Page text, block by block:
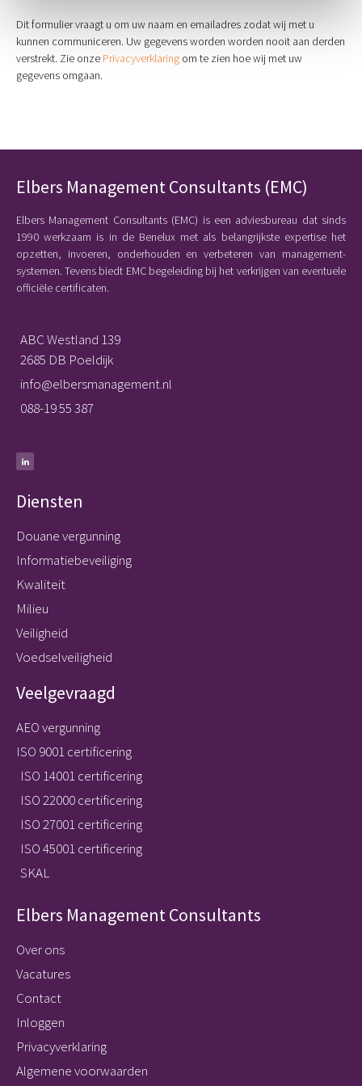
Dit formulier vraagt u om uw naam en emailadres zodat wij met u
kunnen communiceren. Uw gegevens worden worden nooit aan derden
verstrekt. Zie onze Privacyverklaring om te zien hoe wij met uw
gegevens omgaan.
Elbers Management Consultants (EMC)
Elbers Management Consultants (EMC) is een adviesbureau dat sinds
1990 werkzaam is in de Benelux met als belangrijkste expertise het
opzetten, invoeren, onderhouden en verbeteren van management-
systemen. Tevens biedt EMC begeleiding bij het verkrijgen van eventuele
officiële certificaten.
ABC Westland 139
2685 DB Poeldijk
info@elbersmanagement.nl
088-19 55 387
Diensten
Douane vergunning
Informatiebeveiliging
Kwaliteit
Milieu
Veiligheid
Voedselveiligheid
Veelgevraagd
AEO vergunning
ISO 9001 certificering
ISO 14001 certificering
ISO 22000 certificering
ISO 27001 certificering
ISO 45001 certificering
SKAL
Elbers Management Consultants
Over ons
Vacatures
Contact
Inloggen
Privacyverklaring
Algemene voorwaarden